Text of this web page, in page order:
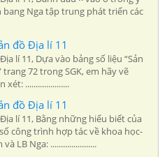
bang Nga tập trung phát triển các
đồ Địa lí 11
lí 11, Dựa vào bảng số liệu “Sản
72 trong SGK, em hãy vẽ
.....................
đồ Địa lí 11
lí 11, Bằng những hiểu biết của
công trình hợp tác về khoa học-
LB Nga: ......................